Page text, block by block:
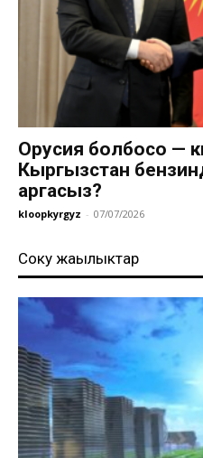
Орусия болбосо —
Кыргызстан
аргасыз?
kloopkyrgyz - 07/07/2026
Соңку жаңылыктар